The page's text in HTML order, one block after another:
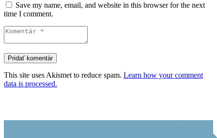
Save my name, email, and website in this browser for the next
time I comment.
This site uses Akismet to reduce spam. Learn how your comment
data is processed.